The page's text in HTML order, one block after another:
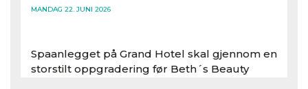
MANDAG 22. JUNI 2026
Spaanlegget på Grand Hotel skal gjennom en
storstilt oppgradering før Beth´s Beauty